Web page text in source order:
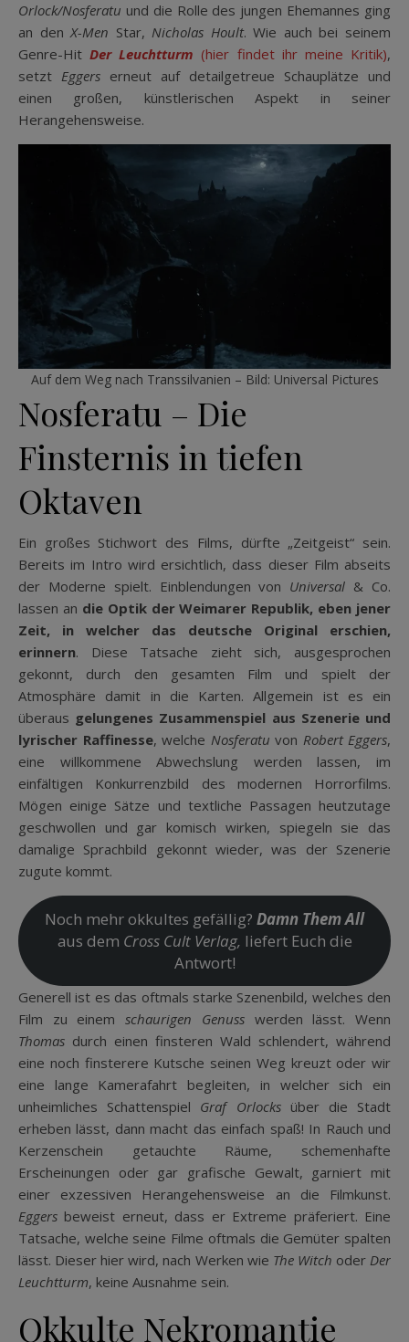
Orlock/Nosferatu und die Rolle des jungen Ehemannes ging
an denX-Men Star,Nicholas Hoult. Wie auch bei seinem
Genre-HitDer Leuchtturm (hier findet ihr meine Kritik),
setzt Eggers erneut auf detailgetreue Schauplätze und
einen großen, künstlerischen Aspekt in seiner
Herangehensweise.
Auf dem Weg nach Transsilvanien – Bild: Universal Pictures
Nosferatu – Die
Finsternis in tiefen
Oktaven
Ein großes Stichwort des Films, dürfte „Zeitgeist“ sein.
Bereits im Intro wird ersichtlich, dass dieser Film abseits
der Moderne spielt. Einblendungen von Universal & Co.
lassen an die Optik der Weimarer Republik, eben jener
Zeit, in welcher das deutsche Original erschien,
erinnern. Diese Tatsache zieht sich, ausgesprochen
gekonnt, durch den gesamten Film und spielt der
Atmosphäre damit in die Karten. Allgemein ist es ein
überaus gelungenes Zusammenspiel aus Szenerie und
lyrischer Raffinesse, welche Nosferatu von Robert Eggers,
eine willkommene Abwechslung werden lassen, im
einfältigen Konkurrenzbild des modernen Horrorfilms.
Mögen einige Sätze und textliche Passagen heutzutage
geschwollen und gar komisch wirken, spiegeln sie das
damalige Sprachbild gekonnt wieder, was der Szenerie
zugute kommt.
Noch mehr okkultes gefällig? Damn Them All
aus dem Cross Cult Verlag, liefert Euch die
Antwort!
Generell ist es das oftmals starke Szenenbild, welches den
Film zu einemschaurigen Genusswerden lässt. Wenn
Thomas durch einen finsteren Wald schlendert, während
eine noch finsterere Kutsche seinen Weg kreuzt oder wir
eine lange Kamerafahrt begleiten, in welcher sich ein
unheimliches Schattenspiel Graf Orlocksüber die Stadt
erheben lässt, dann macht das einfach spaß! In Rauch und
Kerzenschein getauchte Räume, schemenhafte
Erscheinungen oder gar grafische Gewalt, garniert mit
einer exzessiven Herangehensweise an die Filmkunst.
Eggers beweist erneut, dass er Extreme präferiert. Eine
Tatsache, welche seine Filme oftmals die Gemüter spalten
lässt. Dieser hier wird, nach Werken wie The Witch oder Der
Leuchtturm, keine Ausnahme sein.
Okkulte Nekromantie